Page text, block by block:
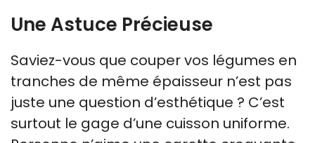
Une Astuce Précieuse
Saviez-vous que couper vos légumes en
tranches de même épaisseur n’est pas
juste une question d’esthétique ? C’est
surtout le gage d’une cuisson uniforme.